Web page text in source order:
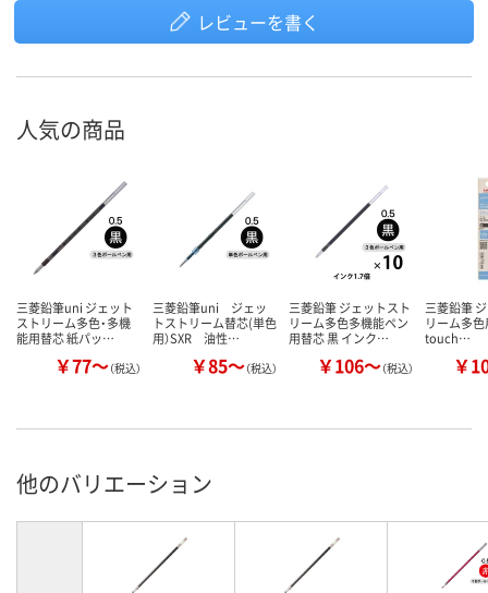
レビューを書く
人気の商品
三菱鉛筆uni ジェット
ストリーム多色・多機
能用替芯 紙パッ…
￥77～（税込）
三菱鉛筆uni ジェッ
トストリーム替芯(単色
用）SXR 油性…
￥85～（税込）
三菱鉛筆 ジェットスト
リーム多色多機能ペン
用替芯 黒 インク…
￥106～（税込）
三菱鉛筆
リーム多色
touch…
￥
他のバリエーション